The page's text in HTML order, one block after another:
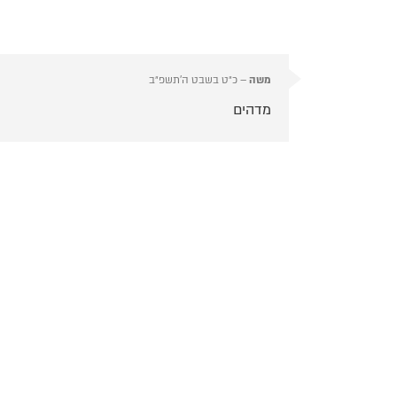
משה–כ״ט בשבט ה׳תשפ״ב
מדהים